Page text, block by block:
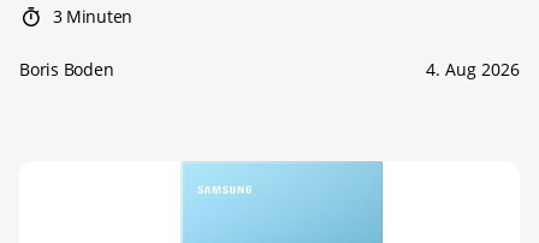
3 Minuten
Boris Boden 4. Aug 2026